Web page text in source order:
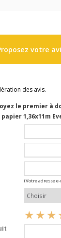
votre
des avis.
le premier à
1,36x11m
(Votre adresse